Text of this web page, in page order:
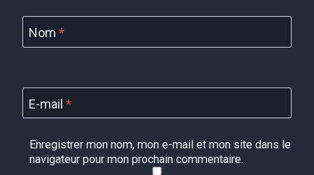
Nom *
E-mail *
Enregistrer mon nom, mon e-mail et mon site dans le
navigateur pour mon prochain commentaire.